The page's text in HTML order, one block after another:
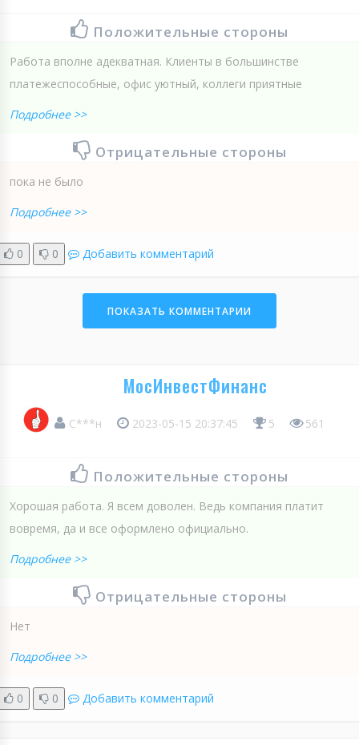
Положительные стороны
Работа вполне адекватная. Клиенты в большинстве
платежеспособные, офис уютный, коллеги приятные
Подробнее >>
Отрицательные стороны
пока не было
Подробнее >>
0 0 Добавить комментарий
ПОКАЗАТЬ КОММЕНТАРИИ
МосИнвестФинанс
С***н 2023-05-15 20:37:45 5 561
Положительные стороны
Хорошая работа. Я всем доволен. Ведь компания платит
вовремя, да и все оформлено официально.
Подробнее >>
Отрицательные стороны
Нет
Подробнее >>
0 0 Добавить комментарий